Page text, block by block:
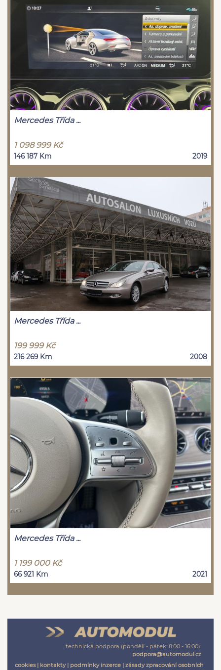
Mercedes Třída ...
1 098 999 Kč
146 187 Km 2019
Mercedes Třída ...
199 999 Kč
216 269 Km 2008
Mercedes Třída ...
1 199 000 Kč
66 921 Km 2021
technická podpora (pondělí - pátek: 8:00 - 16:00):
podpora@automodul.cz
cookies| kontakty| podmínky inzerce | zásady zpracování osobních